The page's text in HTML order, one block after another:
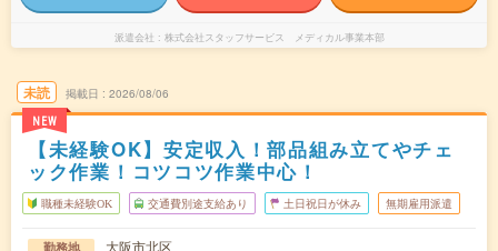
派遣会社 株式会社スタッフサービス メディカル事業本部
未読
NEW
掲載日 2026/08/06
【未経験OK】安定収入！部品組み立てやチェ
ック作業！コツコツ作業中心！
職種未経験OK 交通費別途支給あり 土日祝日が休み 無期雇用派遣
勤務地
大阪市北区